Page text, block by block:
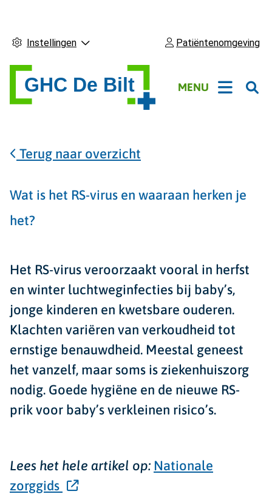
Instellingen Patiëntenomgeving
Hoofdmenu
MENU
Terug naar overzicht
Wat is het RS-virus en waaraan herken je
het?
Het RS-virus veroorzaakt vooral in herfst
en winter luchtweginfecties bij baby’s,
jonge kinderen en kwetsbare ouderen.
Klachten variëren van verkoudheid tot
ernstige benauwdheid. Meestal geneest
het vanzelf, maar soms is ziekenhuiszorg
nodig. Goede hygiëne en de nieuwe RS-
prik voor baby’s verkleinen risico’s.
Lees het hele artikel op: Nationale
zorggids